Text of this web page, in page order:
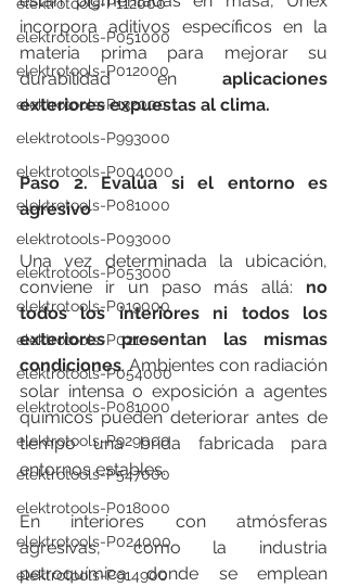
elektrotools-P051000
elektrotools-P012000
elektrotools-P132000
elektrotools-P993000
elektrotools-P004000
elektrotools-P081000
elektrotools-P093000
elektrotools-P053000
elektrotools-P019000
elektrotools-P021000
elektrotools-P054000
elektrotools-P081000
elektrotools-P929000
elektrotools-P547000
elektrotools-P018000
elektrotools-P024000
elektrotools-P914900
incorpora aditivos específicos en la
materia prima para mejorar su
durabilidad en aplicaciones
exteriores expuestas al clima.
Paso 2. Evalúa si el entorno es
agresivo
Una vez determinada la ubicación,
conviene ir un paso más allá: no
todos los interiores ni todos los
exteriores presentan las mismas
condiciones. Ambientes con radiación
solar intensa o exposición a agentes
químicos pueden deteriorar antes de
tiempo una brida fabricada para
entornos estables.
En interiores con atmósferas
agresivas, como la industria
petroquímica donde se emplean